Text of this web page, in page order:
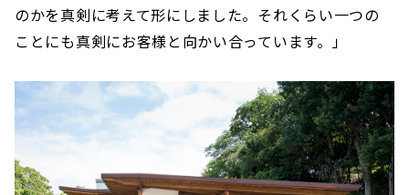
のかを真剣に考えて形にしました。それくらい一つの
ことにも真剣にお客様と向かい合っています。」